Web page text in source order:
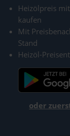
Heizölpreis
kaufen
Mit
Stand
Heizöl-
oder